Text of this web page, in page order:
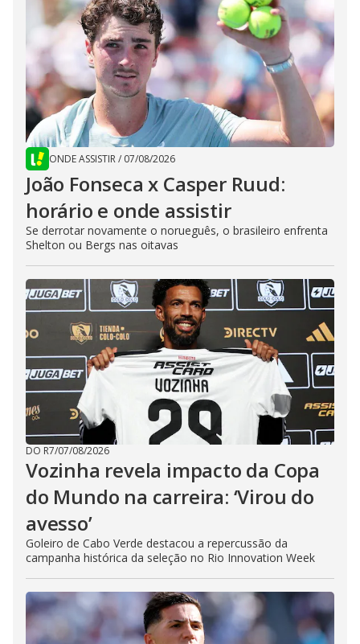
ONDE ASSISTIR/ 07/08/2026
João Fonseca x Casper Ruud:
horário e onde assistir
Se derrotar novamente o norueguês, o brasileiro enfrenta
Shelton ou Bergs nas oitavas
DO R7/07/08/2026
Vozinha revela impacto da Copa
do Mundo na carreira: ‘Virou do
avesso’
Goleiro de Cabo Verde destacou a repercussão da
campanha histórica da seleção no Rio Innovation Week